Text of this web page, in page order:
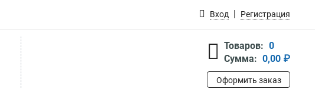
Вход Регистрация
Товаров: 0
Сумма: 0,00 ₽
Оформить заказ